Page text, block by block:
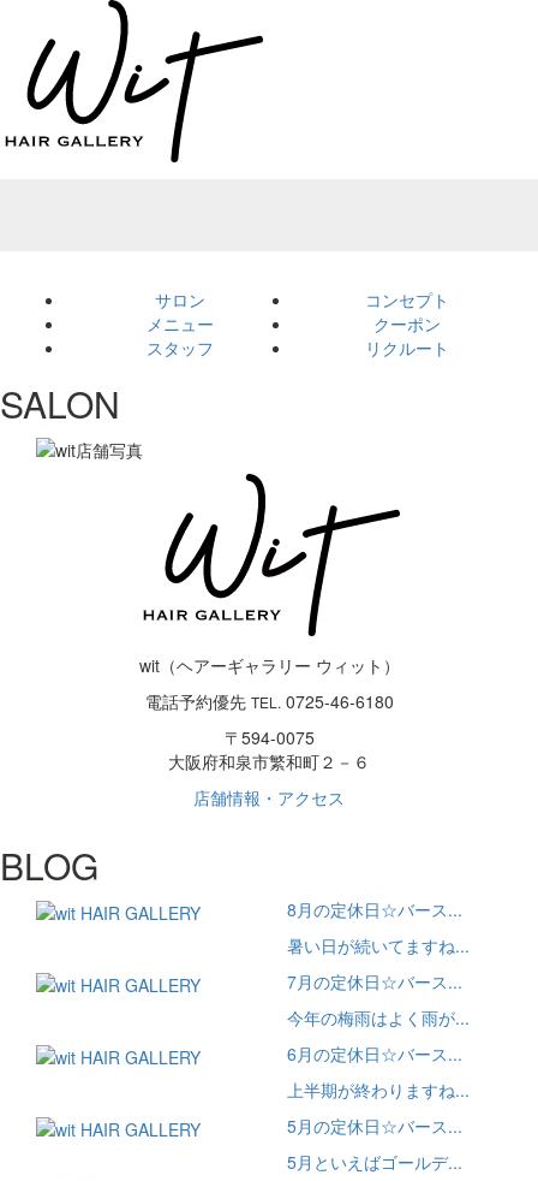
サロン
コンセプト
メニュー
クーポン
スタッフ
リクルート
SALON
wit（ヘアーギャラリー ウィット）
電話予約優先 TEL. 0725-46-6180
〒594-0075
大阪府和泉市繁和町２－６
店舗情報・アクセス
BLOG
8月の定休日☆バース...
暑い日が続いてますね...
7月の定休日☆バース...
今年の梅雨はよく雨が...
6月の定休日☆バース...
上半期が終わりますね...
5月の定休日☆バース...
5月といえばゴールデ...